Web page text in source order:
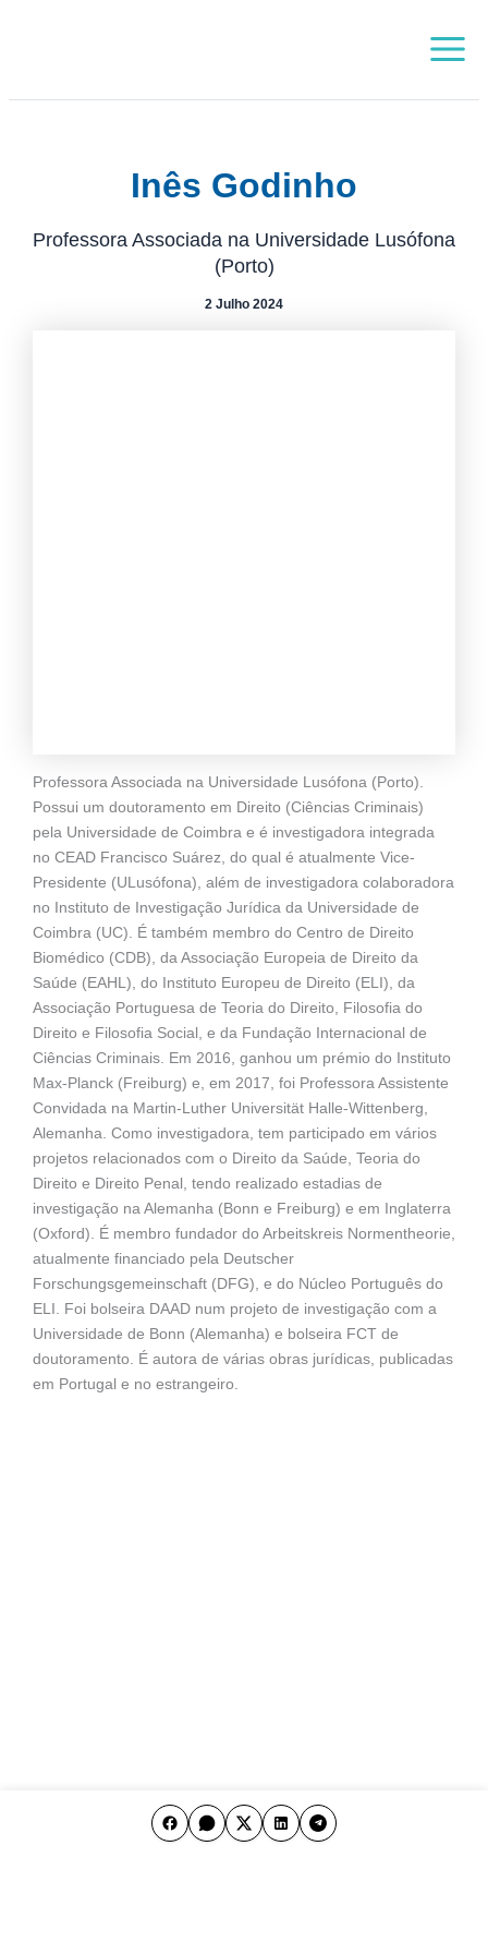
Menu
Inês Godinho
Professora Associada na Universidade Lusófona
(Porto)
2 Julho 2024
Professora Associada na Universidade Lusófona (Porto).
Possui um doutoramento em Direito (Ciências Criminais)
pela Universidade de Coimbra e é investigadora integrada
no CEAD Francisco Suárez, do qual é atualmente Vice-
Presidente (ULusófona), além de investigadora colaboradora
no Instituto de Investigação Jurídica da Universidade de
Coimbra (UC). É também membro do Centro de Direito
Biomédico (CDB), da Associação Europeia de Direito da
Saúde (EAHL), do Instituto Europeu de Direito (ELI), da
Associação Portuguesa de Teoria do Direito, Filosofia do
Direito e Filosofia Social, e da Fundação Internacional de
Ciências Criminais. Em 2016, ganhou um prémio do Instituto
Max-Planck (Freiburg) e, em 2017, foi Professora Assistente
Convidada na Martin-Luther Universität Halle-Wittenberg,
Alemanha. Como investigadora, tem participado em vários
projetos relacionados com o Direito da Saúde, Teoria do
Direito e Direito Penal, tendo realizado estadias de
investigação na Alemanha (Bonn e Freiburg) e em Inglaterra
(Oxford). É membro fundador do Arbeitskreis Normentheorie,
atualmente financiado pela Deutscher
Forschungsgemeinschaft (DFG), e do Núcleo Português do
ELI. Foi bolseira DAAD num projeto de investigação com a
Universidade de Bonn (Alemanha) e bolseira FCT de
doutoramento. É autora de várias obras jurídicas, publicadas
em Portugal e no estrangeiro.